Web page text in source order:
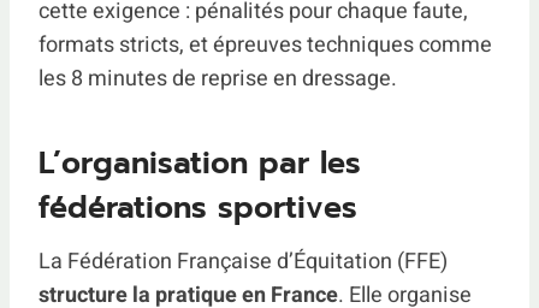
cette exigence : pénalités pour chaque faute,
formats stricts, et épreuves techniques comme
les 8 minutes de reprise en dressage.
L’organisation par les
fédérations sportives
La Fédération Française d’Équitation (FFE)
structure la pratique en France. Elle organise